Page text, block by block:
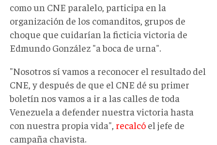
como un CNE paralelo, participa en la
organización de los comanditos, grupos de
choque que cuidarían la ficticia victoria de
Edmundo González "a boca de urna".
"Nosotros sí vamos a reconocer el resultado del
CNE, y después de que el CNE dé su primer
boletín nos vamos a ir a las calles de toda
Venezuela a defender nuestra victoria hasta
con nuestra propia vida", recalcó el jefe de
campaña chavista.